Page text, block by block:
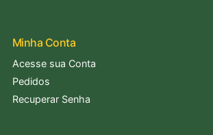
Minha Conta
Acesse sua Conta
Pedidos
Recuperar Senha